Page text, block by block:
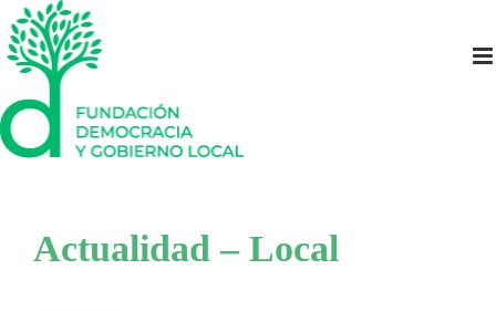
Saltar
contenido
Actualidad – Local